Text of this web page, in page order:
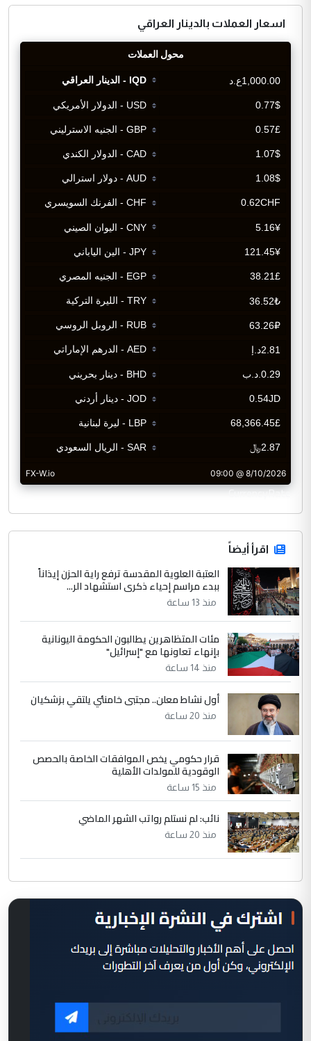
اسعار العملات بالدينار العراقي
CurrencyRate
اقرأ أيضاً
العتبة العلوية المقدسة ترفع راية الحزن إيذاناً
ببدء مراسم إحياء ذكرى استشهاد الر...
منذ 13 ساعة
مئات المتظاهرين يطالبون الحكومة اليونانية
بإنهاء تعاونها مع "إسرائيل"
منذ 14 ساعة
أول نشاط معلن.. مجتبى خامنئي يلتقي بزشكيان
منذ 20 ساعة
قرار حكومي يخص الموافقات الخاصة بالحصص
الوقودية للمولدات الأهلية
منذ 15 ساعة
نائب: لم نستلم رواتب الشهر الماضي
منذ 20 ساعة